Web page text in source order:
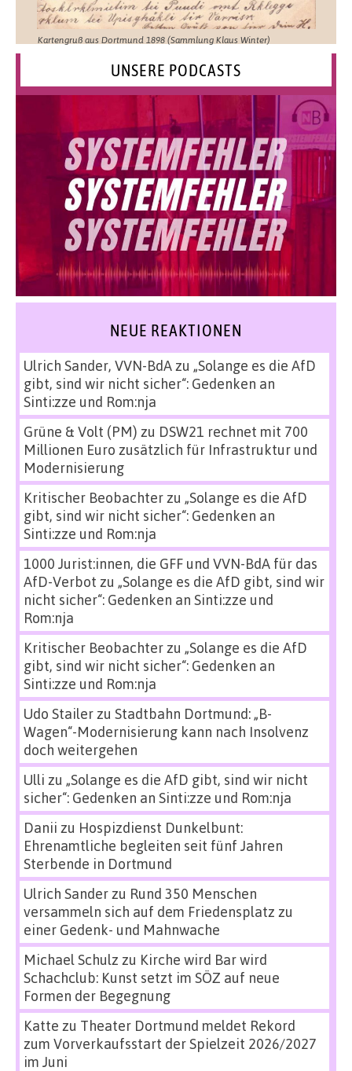
Kartengruß aus Dortmund 1898 (Sammlung Klaus Winter)
UNSERE PODCASTS
NEUE REAKTIONEN
Ulrich Sander, VVN-BdAzu „Solange es die AfD
gibt, sind wir nicht sicher“: Gedenken an
Sinti:zze und Rom:nja
Grüne & Volt (PM) zu DSW21 rechnet mit 700
Millionen Euro zusätzlich für Infrastruktur und
Modernisierung
Kritischer Beobachterzu „Solange es die AfD
gibt, sind wir nicht sicher“: Gedenken an
Sinti:zze und Rom:nja
1000 Jurist:innen, die GFF und VVN-BdA für das
AfD-Verbot zu „Solange es die AfD gibt, sind wir
nicht sicher“: Gedenken an Sinti:zze und
Rom:nja
Kritischer Beobachterzu „Solange es die AfD
gibt, sind wir nicht sicher“: Gedenken an
Sinti:zze und Rom:nja
Udo Stailerzu Stadtbahn Dortmund: „B-
Wagen“-Modernisierung kann nach Insolvenz
doch weitergehen
Ulli zu „Solange es die AfD gibt, sind wir nicht
sicher“: Gedenken an Sinti:zze und Rom:nja
Danii zu Hospizdienst Dunkelbunt:
Ehrenamtliche begleiten seit fünf Jahren
Sterbende in Dortmund
Ulrich Sanderzu Rund 350 Menschen
versammeln sich auf dem Friedensplatz zu
einer Gedenk- und Mahnwache
Michael Schulz zu Kirche wird Bar wird
Schachclub: Kunst setzt im SÖZ auf neue
Formen der Begegnung
Katte zu Theater Dortmund meldet Rekord
zum Vorverkaufsstart der Spielzeit 2026/2027
im Juni